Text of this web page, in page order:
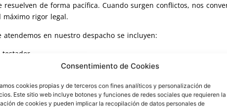
Consentimiento de Cookies
cookies propias y de terceros con fines analíticos y personalización de
Este sitio web incluye botones y funciones de redes sociales que requieren la
de cookies y pueden implicar la recopilación de datos personales de
de forma pacífica. Cuando surgen conflictos, nos
máximo rigor legal.
en nuestro despacho se incluyen:
testador